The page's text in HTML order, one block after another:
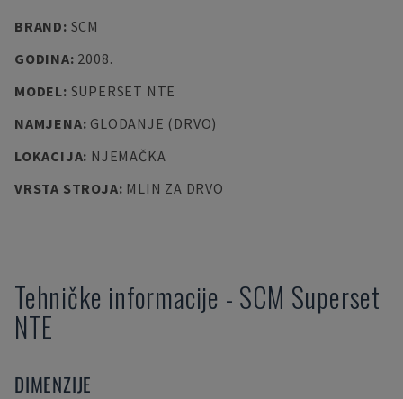
BRAND: SCM
GODINA: 2008.
MODEL: SUPERSET NTE
NAMJENA: GLODANJE (DRVO)
LOKACIJA: NJEMAČKA
VRSTA STROJA: MLIN ZA DRVO
Tehničke informacije - SCM Superset
NTE
DIMENZIJE